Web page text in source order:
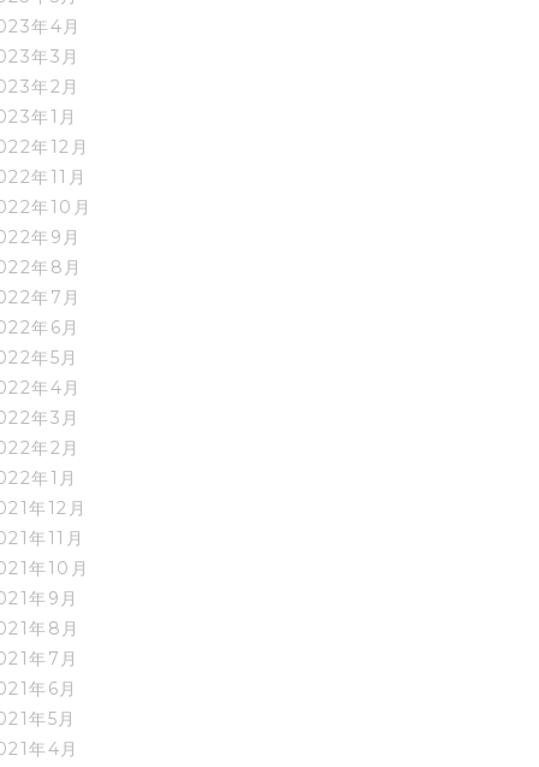
年4月
年3月
年2月
年1月
年12月
年11月
年10月
年9月
年8月
年7月
年6月
年5月
年4月
年3月
年2月
年1月
年12月
年11月
年10月
年9月
年8月
年7月
年6月
年5月
年4月